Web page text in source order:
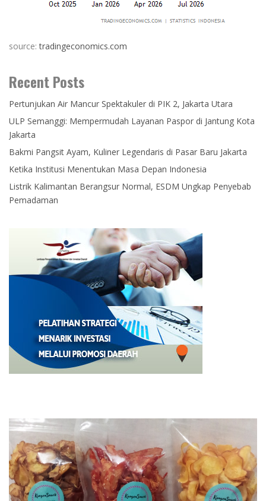
source:tradingeconomics.com
Recent Posts
Pertunjukan Air Mancur Spektakuler di PIK 2, Jakarta Utara
ULP Semanggi: Mempermudah Layanan Paspor di Jantung Kota
Jakarta
Bakmi Pangsit Ayam, Kuliner Legendaris di Pasar Baru Jakarta
Ketika Institusi Menentukan Masa Depan Indonesia
Listrik Kalimantan Berangsur Normal, ESDM Ungkap Penyebab
Pemadaman